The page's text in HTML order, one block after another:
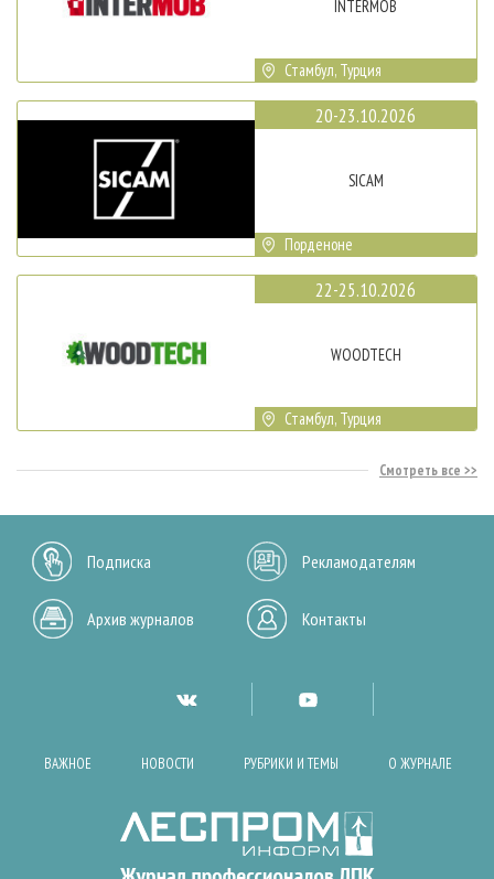
INTERMOB
Стамбул, Турция
20-23.10.2026
SICAM
Порденоне
22-25.10.2026
WOODTECH
Стамбул, Турция
Смотреть все
Подписка Рекламодателям
Архив журналов Контакты
ВАЖНОЕ НОВОСТИ РУБРИКИ И ТЕМЫ О ЖУРНАЛЕ